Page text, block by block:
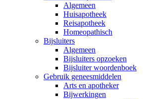
Algemeen
Huisapotheek
Reisapotheek
Homeopathisch
Bijsluiters
Algemeen
Bijsluiters opzoeken
Bijsluiter woordenboek
Gebruik geneesmiddelen
Arts en apotheker
Bijwerkingen